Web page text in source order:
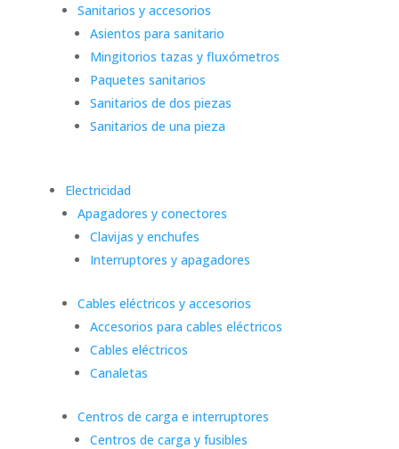
Sanitarios y accesorios
Asientos para sanitario
Mingitorios tazas y fluxómetros
Paquetes sanitarios
Sanitarios de dos piezas
Sanitarios de una pieza
Electricidad
Apagadores y conectores
Clavijas y enchufes
Interruptores y apagadores
Cables eléctricos y accesorios
Accesorios para cables eléctricos
Cables eléctricos
Canaletas
Centros de carga e interruptores
Centros de carga y fusibles